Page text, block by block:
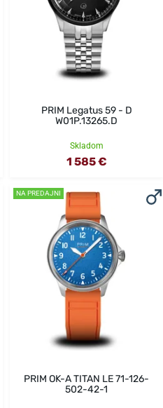
PRIM Legatus 59 - D
W01P.13265.D
Skladom
1 585 €
NA PREDAJNI
PRIM OK-A TITAN LE 71-126-
502-42-1